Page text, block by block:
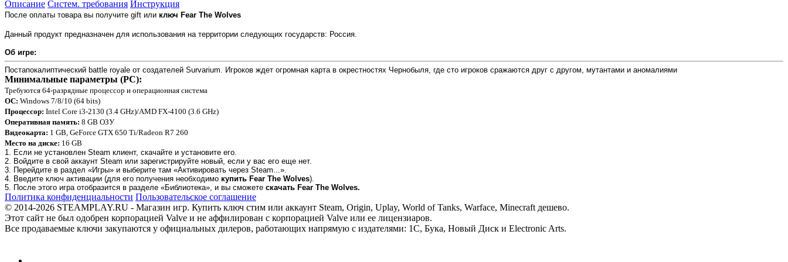
Описание Систем. требования Инструкция
После оплаты товара вы получите gift или ключ Fear The Wolves
Данный продукт предназначен для использования на территории следующих государств: Россия.
Об игре:
Постапокалиптический battle royale от создателей Survarium. Игроков ждет огромная карта в окрестностях Чернобыля, где сто игроков сражаются друг с другом, мутантами и аномалиями
Минимальные параметры (PC):
Требуются 64-разрядные процессор и операционная система
ОС: Windows 7/8/10 (64 bits)
Процессор: Intel Core i3-2130 (3.4 GHz)/AMD FX-4100 (3.6 GHz)
Оперативная память: 8 GB ОЗУ
Видеокарта: 1 GB, GeForce GTX 650 Ti/Radeon R7 260
Место на диске: 16 GB
1. Если не установлен Steam клиент, скачайте и установите его.
2. Войдите в свой аккаунт Steam или зарегистрируйте новый, если у вас его еще нет.
3. Перейдите в раздел «Игры» и выберите там «Активировать через Steam...».
4. Введите ключ активации (для его получения необходимо купить Fear The Wolves).
5. После этого игра отобразится в разделе «Библиотека», и вы сможете скачать Fear The Wolves.
Политика конфиденциальности Пользовательское соглашение
© 2014-2026 STEAMPLAY.RU - Магазин игр. Купить ключ стим или аккаунт Steam, Origin, Uplay, World of Tanks, Warface, Minecraft дешево.
Этот сайт не был одобрен корпорацией Valve и не аффилирован с корпорацией Valve или ее лицензиаров.
Все продаваемые ключи закупаются у официальных дилеров, работающих напрямую с издателями: 1С, Бука, Новый Диск и Electronic Arts.